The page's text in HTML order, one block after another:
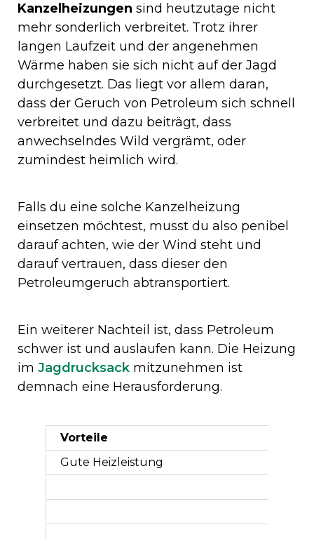
Kanzelheizungen sind heutzutage nicht
mehr sonderlich verbreitet. Trotz ihrer
langen Laufzeit und der angenehmen
Wärme haben sie sich nicht auf der Jagd
durchgesetzt. Das liegt vor allem daran,
dass der Geruch von Petroleum sich schnell
verbreitet und dazu beiträgt, dass
anwechselndes Wild vergrämt, oder
zumindest heimlich wird.
Falls du eine solche Kanzelheizung
einsetzen möchtest, musst du also penibel
darauf achten, wie der Wind steht und
darauf vertrauen, dass dieser den
Petroleumgeruch abtransportiert.
Ein weiterer Nachteil ist, dass Petroleum
schwer ist und auslaufen kann. Die Heizung
im Jagdrucksack mitzunehmen ist
demnach eine Herausforderung.
Vorteile
Gute Heizleistung